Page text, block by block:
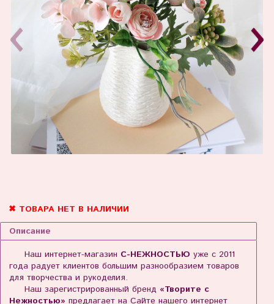
✖ ТОВАРА НЕТ В НАЛИЧИИ
Описание
Наш интернет-магазин С-НЕЖНОСТЬЮ уже с 2011
года радует клиентов большим разнообразием товаров
для творчества и рукоделия.
Наш зарегистрированный бренд «Творите с
Нежностью» предлагает на Сайте нашего интернет